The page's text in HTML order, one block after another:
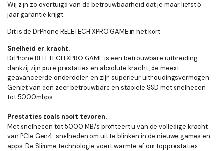
Wij zijn zo overtuigd van de betrouwbaarheid dat je maar liefst 5
jaar garantie krijgt.
Dit is de DrPhone RELETECH XPRO GAMEin het kort:
Snelheid en kracht.
DrPhone RELETECH XPRO GAME is een betrouwbare uitbreiding
dankzij zijn pure prestaties en absolute kracht, de meest
geavanceerde onderdelen en zijn superieur uithoudingsvermogen.
Geniet van een zeer betrouwbare en stabiele SSD met snelheden
tot 5000mbps.
Prestaties zoals nooit tevoren.
Met snelheden tot 5000 MB/s profiteert u van de volledige kracht
van PCIe Gen4-snelheden om uit te blinken in de nieuwe games en
apps. De Slimme technologie voert warmte af om topprestaties